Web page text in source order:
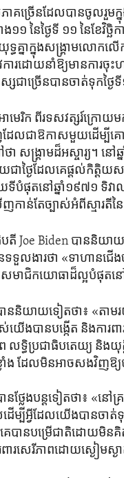
ាគច្រើន​ដែល​បាន​ចូលរួម​ក្
១១ នៃ​ថ្ងៃទី ១១ នៃ​ខែវិ
ទ្ធគ្នា​ក្នុង​សង្គ្រាម​លោក​
ការ​ដោយ​នាំ​ឱ្យ​មាន​ការចុ
ជាច្រើន​បាន​ចាត់ទុក​ថ្ងៃទី
េរិក ពីរ​ទសវត្សរ៍​ក្រោយ​មក ថ្
ែល​ជា​ឱកាស​មួយ​ដើម្បី​គ
សង្រ្គាម​ដ៏​អស្ចារ្យ។ នៅ​
ក្លាយជា​ថ្ងៃ​ដែល​គេ​ផ្តល់​
បំផុត​នៅ​ឆ្នាំ១៩៧១ ទិវា​ឈ
កាន់តែ​ច្បាស់​អំពី​ស្មារតី​នៃ​ក
តី Joe Biden បាន​និយាយ​
ទួល​ងារ​ថា «ទាហាន​ជើង
សមាជិក​យោធា​ដ៏ល្អ​បំផុត​ន
ន​និយាយ​ទៀត​ថា៖ «តាម
យើង​បាន​បង្កើត និង​ការ
លទ្ធិ​ប្រជាធិបតេយ្យ និង​
ាំង ដែល​មិន​អាច​សង​វិញ​ឱ្
ថ្លែង​បន្ត​ទៀត​ថា៖ «នៅ​គ្
ម្បី​អ្វី​ដែល​យើង​បាន​ចាត់
េ​បាន​បម្រើ​ជាតិ​ដោយ​មិ
រពារ​សេរីភាព​ដោយ​ស្ងៀម